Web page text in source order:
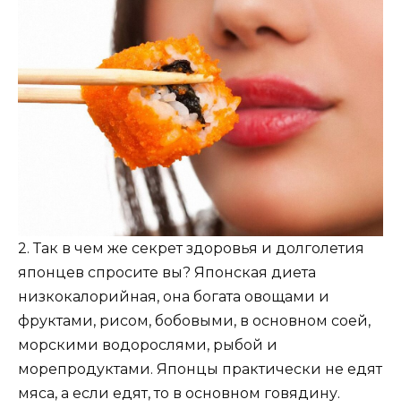
2. Так в чем же секрет здоровья и долголетия
японцев спросите вы? Японская диета
низкокалорийная, она богата овощами и
фруктами, рисом, бобовыми, в основном соей,
морскими водорослями, рыбой и
морепродуктами. Японцы практически не едят
мяса, а если едят, то в основном говядину.